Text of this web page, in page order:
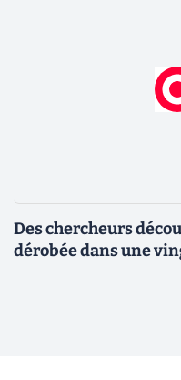
Des chercheurs
dérobée dans une